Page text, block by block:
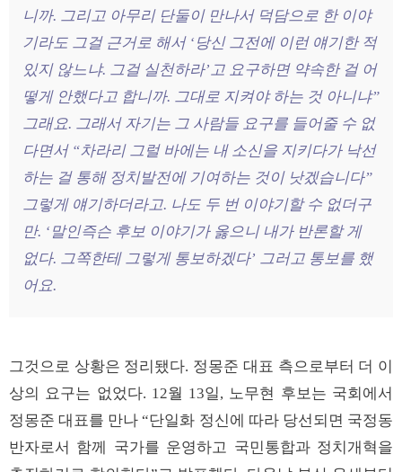
니까. 그리고 아무리 단둘이 만나서 덕담으로 한 이야
기라도 그걸 근거로 해서 ‘당신 그전에 이런 얘기한 적
있지 않느냐. 그걸 실천하라’고 요구하면 약속한 걸 어
떻게 안했다고 합니까. 그대로 지켜야 하는 것 아니냐”
그래요. 그래서 자기는 그 사람들 요구를 들어줄 수 없
다면서 “차라리 그럴 바에는 내 소신을 지키다가 낙선
하는 걸 통해 정치발전에 기여하는 것이 낫겠습니다”
그렇게 얘기하더라고. 나도 두 번 이야기할 수 없더구
만. ‘말인즉슨 후보 이야기가 옳으니 내가 반론할 게
없다. 그쪽한테 그렇게 통보하겠다’ 그러고 통보를 했
어요.
그것으로 상황은 정리됐다. 정몽준 대표 측으로부터 더 이
상의 요구는 없었다. 12월 13일, 노무현 후보는 국회에서
정몽준 대표를 만나 “단일화 정신에 따라 당선되면 국정동
반자로서 함께 국가를 운영하고 국민통합과 정치개혁을